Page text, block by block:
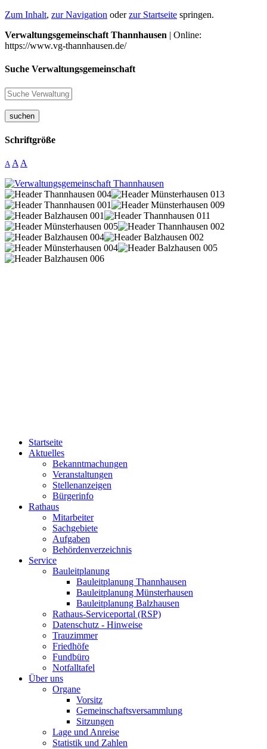
Zum Inhalt, zur Navigation oderzur Startseite springen.
Verwaltungsgemeinschaft Thannhausen | Online:
https://www.vg-thannhausen.de/
Suche Verwaltungsgemeinschaft
suchen
Schriftgröße
A A A
Startseite
Aktuelles
Bekanntmachungen
Veranstaltungen
Stellenanzeigen
Bürgerinfo
Rathaus
Mitarbeiter
Sachgebiete
Aufgaben
Behördenverzeichnis
Service
Bauleitplanung
Bauleitplanung Thannhausen
Bauleitplanung Münsterhausen
Bauleitplanung Balzhausen
Rathaus-Serviceportal (RSP)
Datenschutz - Hinweise
Trauzimmer
Friedhöfe
Fundbüro
Notfalltafel
Über uns
Organe
Vorsitz
Gemeinschaftsversammlung
Sitzungen
Lage und Anreise
Statistik und Zahlen